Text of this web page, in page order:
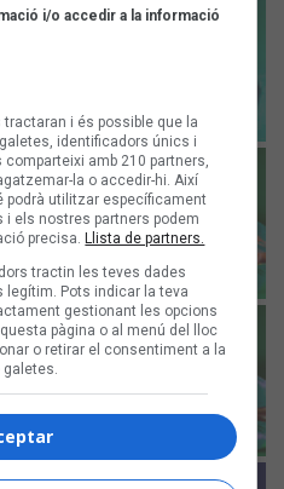
i/o accedir a la informació
i és possible que la
identificadors únics i
amb 210 partners,
la o accedir-hi. Així
podrà utilitzar específicament
els nostres partners podem
precisa. Llista de partners.
tractin les teves dades
legítim. Pots indicar la teva
gestionant les opcions
pàgina o al menú del lloc
o retirar el consentiment a la
galetes.